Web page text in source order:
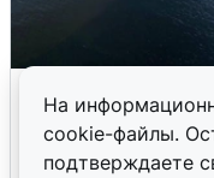
На
cookie-файлы.
подтверждаете
попадания и
6 августа 0